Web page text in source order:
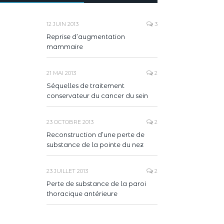
12 JUIN 2013 3
Reprise d’augmentation
mammaire
21 MAI 2013 2
Séquelles de traitement
conservateur du cancer du sein
23 OCTOBRE 2013 2
Reconstruction d’une perte de
substance de la pointe du nez
23 JUILLET 2013 2
Perte de substance de la paroi
thoracique antérieure